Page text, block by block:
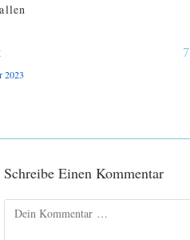
2023
Schreibe Einen Kommentar